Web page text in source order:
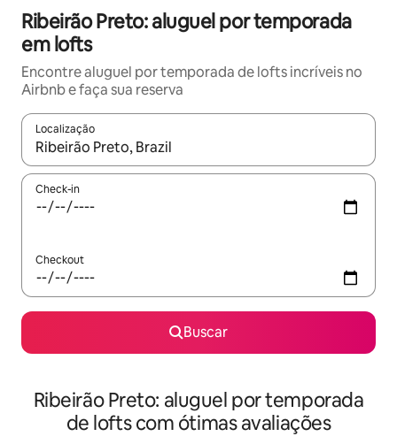
Ribeirão Preto: aluguel por temporada
em lofts
Encontre aluguel por temporada de lofts incríveis no
Airbnb e faça sua reserva
Localização
Quando os resultados estiverem disponíveis, explore-os
Check-in
Checkout
Buscar
Ribeirão Preto: aluguel por temporada
de lofts com ótimas avaliações